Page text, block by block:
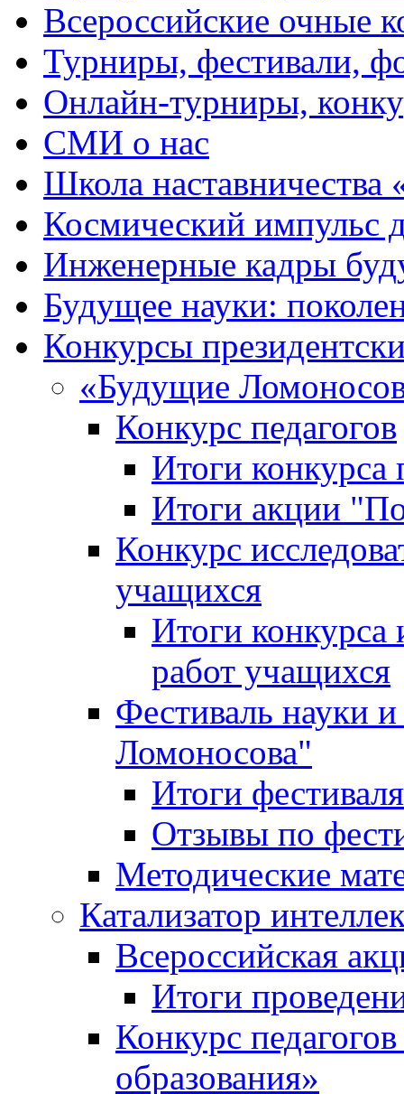
Всероссийские очные
Турниры, фестивали,
Онлайн-турниры,
СМИ о нас
Школа
Космический импульс
Инженерные кадры
Будущее науки:
Конкурсы
«Будущие
Конкурс педагогов
Итоги конкурса
Итоги акции
Конкурс
учащихся
Итоги конкурса
работ учащихся
Фестиваль науки
Ломоносова"
Итоги фестиваля
Отзывы по
Методические
Катализатор
Всероссийская
Итоги
Конкурс
образования»